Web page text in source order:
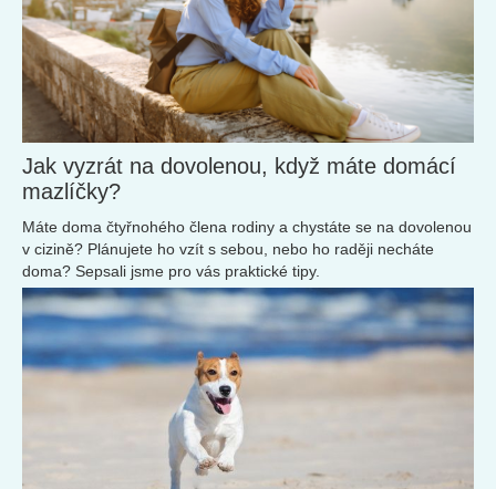
Jak vyzrát na dovolenou, když máte domácí
mazlíčky?
Máte doma čtyřnohého člena rodiny a chystáte se na dovolenou
v cizině? Plánujete ho vzít s sebou, nebo ho raději necháte
doma? Sepsali jsme pro vás praktické tipy.